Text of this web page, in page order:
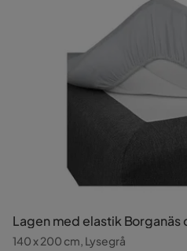
Lagen med elastik Borganäs
140 x 200 cm, Lysegrå